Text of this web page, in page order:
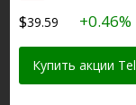
$39.59 +0.46%
Купить акции